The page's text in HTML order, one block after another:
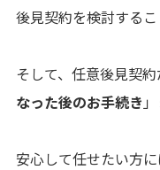
後見契約を検討するこ
そして、任意後見契
なった後のお手続き
安心して任せたい方